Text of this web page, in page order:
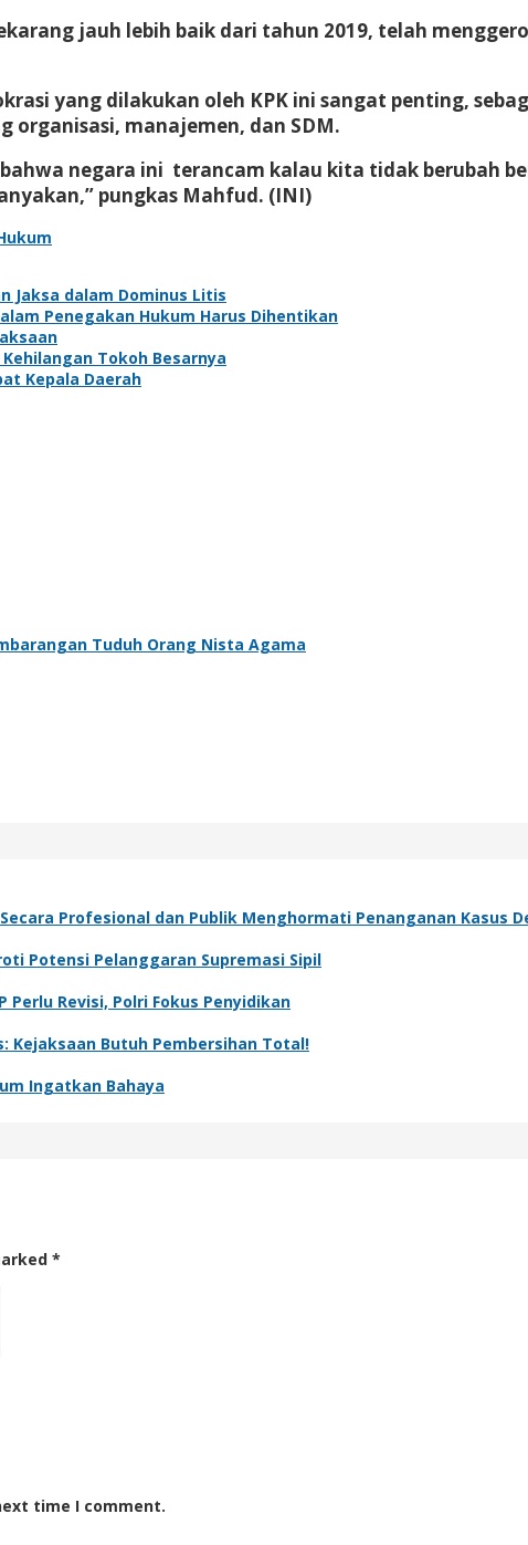
jauh lebih baik dari tahun 2019, telah
yang dilakukan oleh KPK ini sangat penting,
organisasi, manajemen, dan SDM.
negara ini terancam kalau kita tidak berubah
pungkas Mahfud. (INI)
Jaksa dalam Dominus Litis
Penegakan Hukum Harus Dihentikan
Tokoh Besarnya
Kepala Daerah
Tuduh Orang Nista Agama
Profesional dan Publik Menghormati Penanganan Kasus
Potensi Pelanggaran Supremasi Sipil
Perlu Revisi, Polri Fokus Penyidikan
Kejaksaan Butuh Pembersihan Total!
Ingatkan Bahaya
*
time I comment.